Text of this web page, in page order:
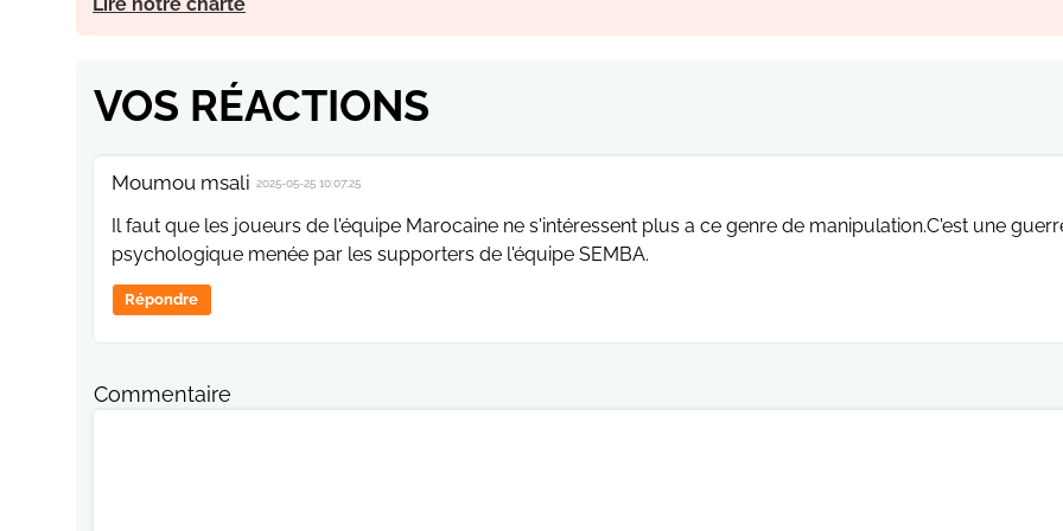
VOS RÉACTIONS
Moumou msali 2025-05-25 10:07:25
Il faut que les joueurs de l'équipe Marocaine ne s'intéressent plus a ce genre de manipulation.C'est une
psychologique menée par les supporters de l'équipe SEMBA.
Répondre
Commentaire